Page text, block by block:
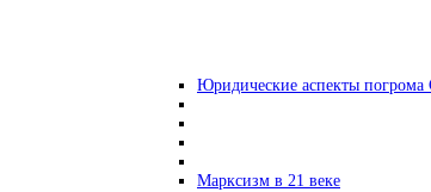
Юридические аспекты
Марксизм в 21 веке